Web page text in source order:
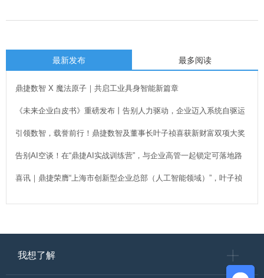
最新发布 最多阅读
鼎捷数智 X 魔法原子｜共启工业具身智能新篇章
《未来企业白皮书》重磅发布丨告别人力驱动，企业迈入系统自驱运
行新时代！
引领数智，载誉前行！鼎捷数智及董事长叶子祯喜获新财富双项大奖
告别AI空谈！在“鼎捷AI实战训练营”，与企业高管一起锁定可落地路
径
喜讯｜鼎捷荣膺“上海市创新型企业总部（人工智能领域）”，叶子祯
我想了解